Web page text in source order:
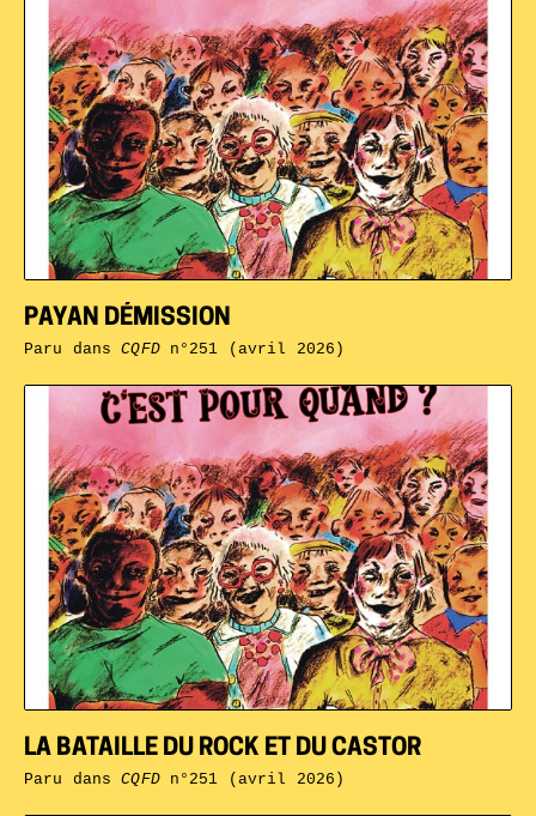
LA BATAILLE DU ROCK ET DU CASTOR
Paru dansCQFDn°251 (avril 2026)
PAYAN DÉMISSION
Paru dansCQFDn°251 (avril 2026)